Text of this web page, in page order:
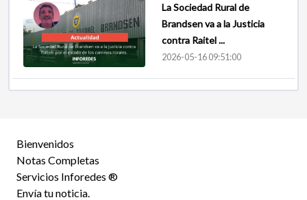
La Sociedad Rural de
Brandsen va a la Justicia
contra Raitel ...
2026-05-16 09:51:00
Bienvenidos
Notas Completas
Servicios Inforedes ®
Envía tu noticia.